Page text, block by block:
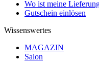
Wo ist meine
Gutschein einlösen
Wissenswertes
MAGAZIN
Salon